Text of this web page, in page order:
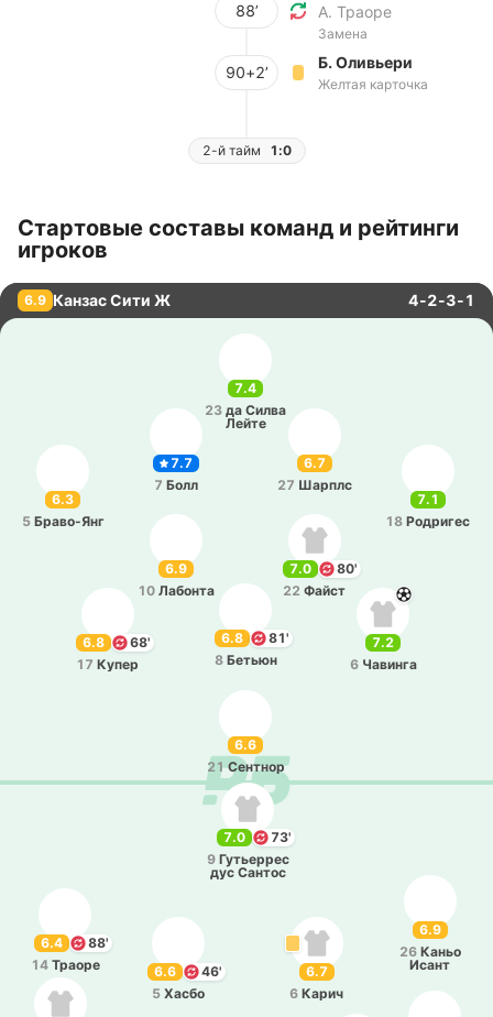
88’
А. Траоре
Замена
90+2’
Б. Оливьери
Желтая карточка
2-й тайм 1:0
Стартовые составы команд и рейтинги
игроков
6.9 Канзас Сити Ж 4-2-3-1
7.4
23 да Силва
Лейте
7.7
7 Болл
7.1
18 Ро­дри­гес
6.7
27 Шарплс
6.3
5 Бра­во­-Янг
7.0
80'
22 Файст
6.9
10 Ла­бо­нта
6.8
68'
17 Купер
7.2
6 Ча­ви­нга
6.8
81'
8 Бетьюн
6.6
21 Се­нтнор
6.6
46'
5 Хасбо
6.4
88'
14 Траоре
6.7
6 Карич
6.9
26 Каньо
Исант
7.0
73'
9 Гу­тье­ррес
дус Сантос